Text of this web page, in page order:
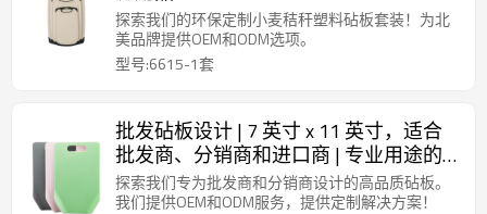
探索我们的环保定制小麦秸秆塑料砧板套装！为北
美品牌提供OEM和ODM选项。
型号:6615-1套
批发砧板设计 | 7 英寸 x 11 英寸，适合
批发商、分销商和进口商 | 专业用途的
高品质砧板
探索我们专为批发商和分销商设计的高品质砧板。
我们提供OEM和ODM服务，提供定制解决方案！